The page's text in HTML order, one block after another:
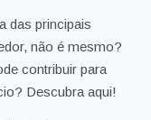
das principais
não é mesmo?
contribuir para
Descubra aqui!